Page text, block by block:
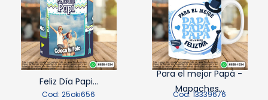
Feliz Día Papi...
Cod: 25oki656
Para el mejor Papá -
Mapaches...
Cod: 13339676